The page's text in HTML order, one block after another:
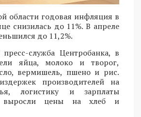
области годовая инфляция в
снизилась до 11%. В апреле
до 11,2%.
служба Центробанка, в
яйца, молоко и творог,
вермишель, пшено и рис.
производителей на
логистику и зарплаты
выросли цены на хлеб и